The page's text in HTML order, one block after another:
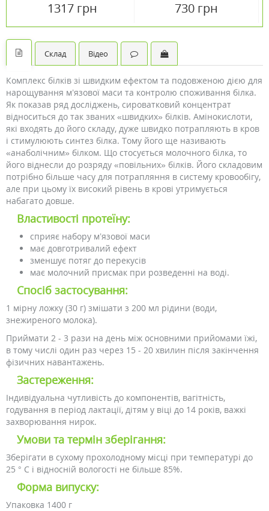
1317 грн 730 грн
Склад Відео
Комплекс білків зі швидким ефектом та подовженою дією для
нарощування м’язової маси та контролю споживання білка.
Як показав ряд досліджень, сироватковий концентрат
відноситься до так званих «швидких» білків. Амінокислоти,
які входять до його складу, дуже швидко потрапляють в кров
і стимулюють синтез білка. Тому його ще називають
«анаболічним» білком. Що стосується молочного білка, то
його віднесли до розряду «повільних» білків. Його складовим
потрібно більше часу для потрапляння в систему кровообігу,
але при цьому їх високий рівень в крові утримується
набагато довше.
Властивості протеїну:
сприяє набору м’язової маси
має довготривалий ефект
зменшує потяг до перекусів
має молочний присмак при розведенні на воді.
Спосіб застосування:
1 мірну ложку (30 г) змішати з 200 мл рідини (води,
знежиреного молока).
Приймати 2 - 3 рази на день між основними прийомами їжі,
в тому числі один раз через 15 - 20 хвилин після закінчення
фізичних навантажень.
Застереження:
Індивідуальна чутливість до компонентів, вагітність,
годування в період лактації, дітям у віці до 14 років, важкі
захворювання нирок.
Умови та термін зберігання:
Зберігати в сухому прохолодному місці при температурі до
25 ° С і відносній вологості не більше 85%.
Форма випуску:
Упаковка 1400 г